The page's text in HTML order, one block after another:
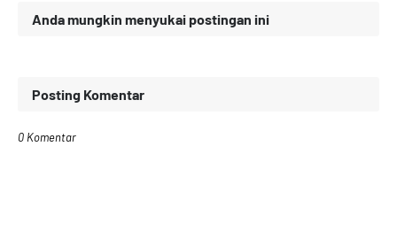
Anda mungkin menyukai postingan ini
Posting Komentar
0 Komentar